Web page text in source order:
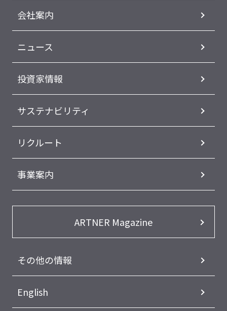
会社案内
ニュース
投資家情報
サステナビリティ
リクルート
事業案内
ARTNER Magazine
その他の情報
English